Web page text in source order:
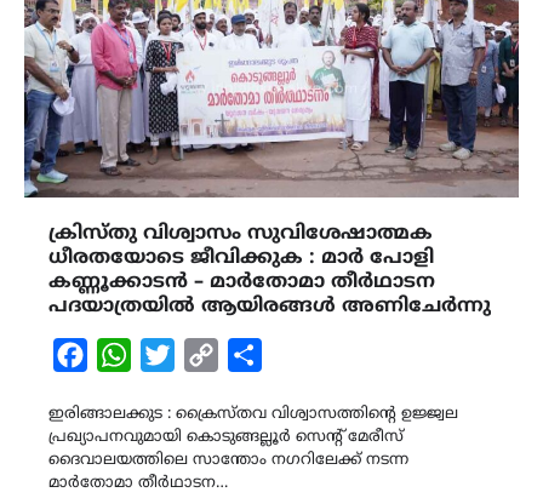
ക്രിസ്തു വിശ്വാസം സുവിശേഷാത്മക
ധീരതയോടെ ജീവിക്കുക : മാര്‍ പോളി
കണ്ണൂക്കാടന്‍ – മാര്‍തോമാ തീര്‍ഥാടന
പദയാത്രയില്‍ ആയിരങ്ങള്‍ അണിചേര്‍ന്നു
FacebookWhatsAppTwitterCopy
ഇരിങ്ങാലക്കുട : ക്രൈസ്തവ വിശ്വാസത്തിന്റെ ഉജ്ജ്വല
പ്രഖ്യാപനവുമായി കൊടുങ്ങല്ലൂര്‍ സെന്റ് മേരീസ്
ദൈവാലയത്തിലെ സാന്തോം നഗറിലേക്ക് നടന്ന
മാര്‍തോമാ തീര്‍ഥാടന…